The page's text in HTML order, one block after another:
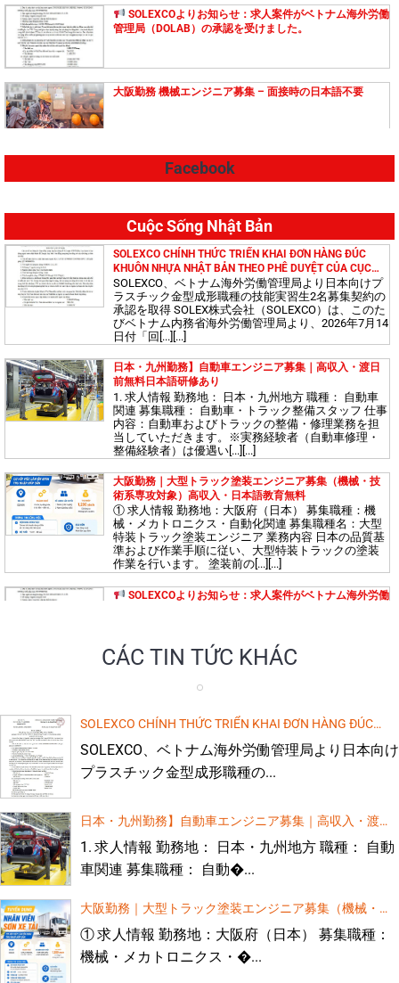
SOLEXCOよりお知らせ：求人案件がベトナム海外労働
管理局（DOLAB）の承認を受けました。
大阪勤務 機械エンジニア募集 – 面接時の日本語不要
【島根県勤務】技能実習生募集！ 高収入・日本語教育費
無料！
大阪（日本）で勤務する機械エンジニアを募集していま
す（高給、無料語学研修あり）
日本で働く建設技術者募集！高収入・日本語無料研修あ
り
【茨城県勤務】エンジニア募集！ 高待遇・日本語教育費無料！
【大阪府勤務】電気エンジニア募集！ 高待遇・日本語教
育費無料！
【愛知県・三重県】高待遇エンジニア募集！日本で活躍
するチャンス！
島根県で建設技術者募集！高給与・日本語教育無料サポ
ート
島根県で働く機械エンジニア募集（高給与・日本語教育
埼玉県の特定技能（食品加工）求人：低コスト・高収
入！
求人募集：プレス機操作・接着作業 技能実習生（男性5
Facebook
Cuộc Sống Nhật Bản
SOLEXCO CHÍNH THỨC TRIỂN KHAI ĐƠN HÀNG ĐÚC
KHUÔN NHỰA NHẬT BẢN THEO PHÊ DUYỆT CỦA CỤC
QUẢN LÝ LAO ĐỘNG NGOÀI NƯỚC
SOLEXCO、ベトナム海外労働管理局より日本向けプ
ラスチック金型成形職種の技能実習生2名募集契約の
承認を取得 SOLEX株式会社（SOLEXCO）は、このた
びベトナム内務省海外労働管理局より、2026年7月14
日付「回[...][...]
日本・九州勤務】自動車エンジニア募集｜高収入・渡日
前無料日本語研修あり
1. 求人情報 勤務地： 日本・九州地方 職種： 自動車
関連 募集職種： 自動車・トラック整備スタッフ 仕事
内容：自動車およびトラックの整備・修理業務を担
当していただきます。※実務経験者（自動車修理・
整備経験者）は優遇い[...][...]
大阪勤務｜大型トラック塗装エンジニア募集（機械・技
術系専攻対象）高収入・日本語教育無料
① 求人情報 勤務地：大阪府（日本） 募集職種：機
械・メカトロニクス・自動化関連 募集職種名：大型
特装トラック塗装エンジニア 業務内容 日本の品質基
準および作業手順に従い、大型特装トラックの塗装
作業を行います。 塗装前の[...][...]
SOLEXCOよりお知らせ：求人案件がベトナム海外労働
時給1,200円スタート・出国まで日本語研修無料
トロニクス 機械工学 自動化技術[...]
【島根県勤務】技能実習生募集！ 高収入・日本語教育費
無料！
1. 求人概要 勤務地： 日本・島根県 仕事内容： ・機
大阪（日本）で勤務する機械エンジニアを募集していま
す（高給、無料語学研修あり）
月給20万円スタート！正社員採用のチャンス
1. 求人情報
勤務地： 大阪府、日本
日本で働く建設技術者募集！高収入・日本語無料研修あ
り
日本勤務 建設エンジニア募集 月給25万円スター
ト！正社員採用のチャンス
CÁC TIN TỨC KHÁC
SOLEXCO CHÍNH THỨC TRIỂN KHAI ĐƠN HÀNG ĐÚC
KHUÔN NHỰA NHẬT BẢN THEO PHÊ DUYỆT CỦA CỤC
QUẢN LÝ LAO ĐỘNG NGOÀI NƯỚC
SOLEXCO、ベトナム海外労働管理局より日本向け
プラスチック金型成形職種の...
日本・九州勤務】自動車エンジニア募集｜高収入・渡日
前無料日本語研修あり
1. 求人情報 勤務地： 日本・九州地方 職種： 自動
車関連 募集職種： 自動�...
大阪勤務｜大型トラック塗装エンジニア募集（機械・技
術系専攻対象）高収入・日本語教育無料
① 求人情報 勤務地：大阪府（日本） 募集職種：
機械・メカトロニクス・�...